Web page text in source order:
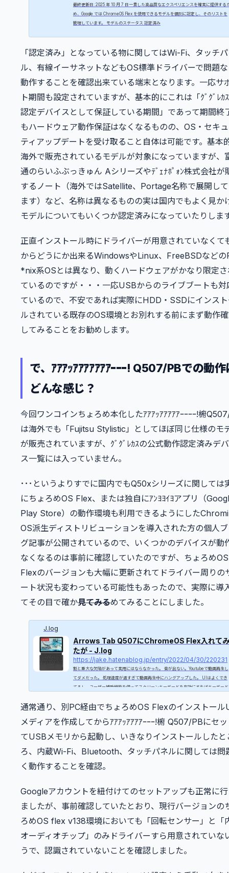
最終更新日: 2025 年 10 月 7 日一貫した高品質なエクスペリエンスを確実に提供する
め、Google では ChromeOS Flex を使用できるモデルを個別に認定し、そのリストを
管理しています。 モデルのステータス 認定済み
「認定済み」となっている物に関してはWi-Fi、タッチ
ル、有線イーサネットなどもOS標準ドライバーで問題
動作することを確認出来ている端末となります。一応サ
ト期間も設定されていますが、基本的にこれは「ｸﾞｸﾞﾚｶ
認定デバイスとして保証している期間」であって期間終
もハードウェア動作保証はなくなるものの、OS・セキ
ティアップデートを受け取ること自体は可能です。基本
海外で販売されているモデルが対象になっていますが、
通のらいふぶっきゅん Aシリーズやﾃﾞｪﾅﾎﾟｫﾝ株式会社が
するノート（海外ではSatellite、Portage名称で展開し
ます）など、名称は異なるものの実は国内でもよく見か
モデルについてもいくつか認定済みになっていたりしま
正直インストール時にドライバーが用意されていなくて
からどうにか出来るWindowsやLinux、FreeBSDなどの
*nix系OSとは異なり、動くハードウェアがかなり限定
ているのですが・・・一応USBからのライブブートも対
ているので、不安であれば実際にHDD・SSDにインス
ルされている既存のOS環境とお別れする前にまず動作
してみることをお勧めします。
で、ｱｱｱｯｱｱｱｱｱｱｱｰｰｰ! Q507/PBでの動作
どんな感じ？
今回ワンコインちょろめ本化したｱｱｱｯｱｱｱｱｱｰｰｰｰ!椨
は海外でも「Fujitsu Stylistic」としてほぼ同じ仕様のモ
が販売されていますが、ｸﾞｸﾞﾚｶｽの公式動作認定済みデ
ス一覧には入っていません。
･･･というよりすでに国内でもQ50xシリーズに関しては
にちょろめOS Flex、または独自にｱﾝﾖﾖｲﾖアプリ（
Play Store）の動作環境も利用できるようにした
OS派生ディストリビューションを導入された方の個人
グ記事が公開されているので、いくつかのデバイスが動
なくなるのは事前に確認していたのですが、ちょろめOS
Flexのバージョンも大幅に更新されてドライバー周りの
ート状況も変わっている可能性もあったので、実際に導
てその目で確か見てみるめてみることにしました。
J.log
Arrows Tab Q507にChromeOS Flex入れてみ
たが - J.log
https://jake.hatenablog.jp/entry/2022/04/30/220231
割と重大な欠陥があって実用にはならなかった。 音が出ない。Youtubeで動画再生し
てダメだった。 処理速度が遅すぎて動画再生中にハングアップした。 UIはよくでき
てるし、ユーザー補助機能を使ってスクリーンキーボードを有効にすればキーボード
もそもChromeのバージョン100を動かせるスペックではないのかも。 ちゃんと使う
novo ノートパソコン Ideapad Duet 10.1イ...
通常通り、別PC経由でちょろめOS Flexのインストール
メディアを作成してからｱｱｱｯｱｱｱｱｰｰｰ!椨 Q507/PBにセ
てUSBメモリから起動し、いきなりインストールしたと
ろ、内蔵Wi-Fi、Bluetooth、タッチパネルに関しては問
く動作することを確認。
Googleアカウントを紐付けてのセットアップも正常に
ましたが、事前確認していたとおり、現行バージョンの
ろめOS flex v138環境においても「回転センサー」と「
オーディオチップ」のみドライバーすら用意されていな
うで、認識されていないことを確認しました。